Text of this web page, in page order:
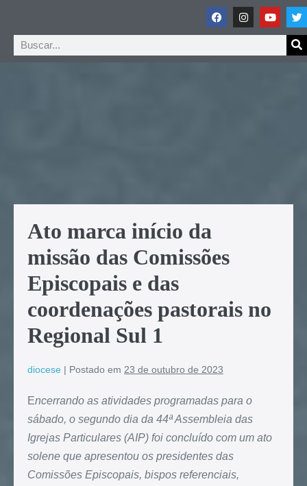
Ato marca início da
missão das Comissões
Episcopais e das
coordenações pastorais no
Regional Sul 1
diocese | Postado em 23 de outubro de 2023
Encerrando as atividades programadas para o
sábado, o segundo dia da 44ª Assembleia das
Igrejas Particulares (AIP) foi concluído com um ato
solene que apresentou os presidentes das
Comissões Episcopais, bispos referenciais,